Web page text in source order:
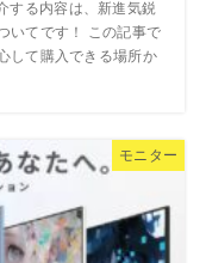
する内容は、新進気鋭
いてです！ この記事で
して購入できる場所か
モニター